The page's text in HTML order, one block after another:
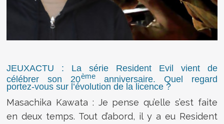
JEUXACTU : La série Resident Evil vient de
célébrer son 20èmeanniversaire. Quel regard
portez-vous sur l’évolution de la licence ?
Masachika Kawata : Je pense qu’elle s’est faite
en deux temps. Tout d’abord, il y a eu Resident